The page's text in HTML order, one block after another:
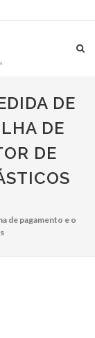
DE
DE
DE
de pagamento e o